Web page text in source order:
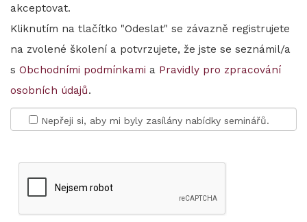
akceptovat.
Kliknutím na tlačítko "Odeslat" se závazně registrujete
na zvolené školení a potvrzujete, že jste se seznámil/a
s Obchodními podmínkami a Pravidly pro zpracování
osobních údajů.
Nepřeji si, aby mi byly zasílány nabídky seminářů.